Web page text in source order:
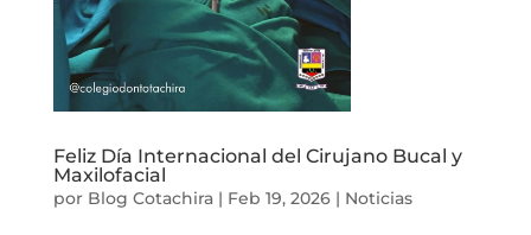
Feliz Día Internacional del Cirujano Bucal y
Maxilofacial
por Blog Cotachira| Feb 19, 2026| Noticias